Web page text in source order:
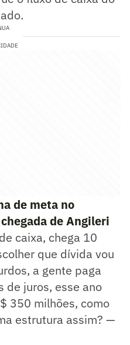
de meta no
de Angileri
caixa, chega 10
que dívida vou
a gente paga
de juros, esse ano
350 milhões, como
estrutura assim? —